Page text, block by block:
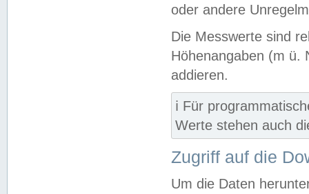
oder andere
Die Messwerte sind
Höhenangaben (m ü.
addieren.
ℹ️ Für
Werte stehen auch
Zugriff auf die
Um die Daten